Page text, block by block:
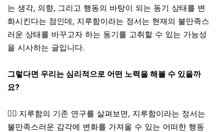
는 생각, 의향, 그리고 행동의 바탕이 되는 동기 상태를 변
화시킨다는 점인데, 지루함이라는 정서는 현재의 불만족스
러운 상태를 바꾸고자 하는 동기를 고취할 수 있는 가능성
을 시사하는 글입니다.
그렇다면 우리는 심리적으로 어떤 노력을 해볼 수 있을까
요?
👉🏼 지루함의 기존 연구를 살펴보면, 지루함이라는 정서는
불만족스러운 감각에 변화를 가져올 수 있는 어떠한 행동